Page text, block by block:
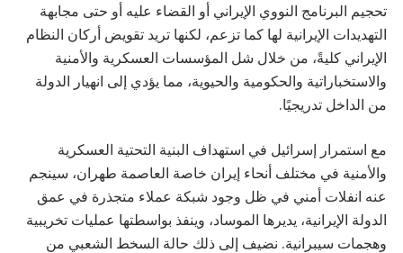
تحجيم البرنامج النووي الإيراني أو القضاء عليه أو حتى مجابهة
التهديدات الإيرانية لها كما تزعم، لكنها تريد تقويض أركان النظام
الإيراني كليةً، من خلال شل المؤسسات العسكرية والأمنية
والاستخباراتية والحكومية والحيوية، مما يؤدي إلى انهيار الدولة
من الداخل تدريجيًا.
مع استمرار إسرائيل في استهداف البنية التحتية العسكرية
والأمنية في مختلف أنحاء إيران خاصة العاصمة طهران، سينجم
عنه انفلات أمني في ظل وجود شبكة عملاء متجذرة في عمق
الدولة الإيرانية، يديرها الموساد، وينفذ بواسطتها عمليات تخريبية
وهجمات سيبرانية. نضيف إلى ذلك حالة السخط الشعبي من